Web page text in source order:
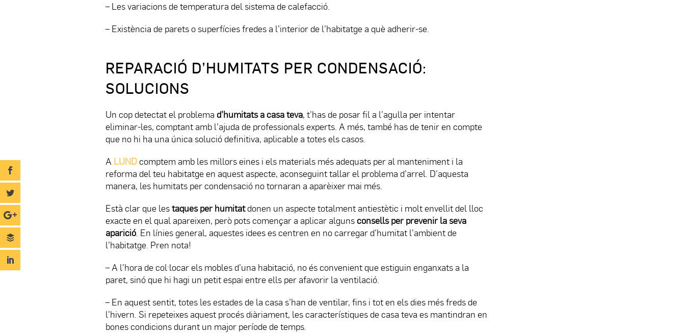
– Les variacions de temperatura del sistema de calefacció.
– Existència de parets o superfícies fredes a l’interior de l’habitatge a què adherir-se.
REPARACIÓ D’HUMITATS PER CONDENSACIÓ:
SOLUCIONS
Un cop detectat el problema d’humitats a casa teva, t’has de posar fil a l’agulla per intentar
eliminar-les, comptant amb l’ajuda de professionals experts. A més, també has de tenir en compte
que no hi ha una única solució definitiva, aplicable a totes els casos.
A LUNDcomptem amb les millors eines i els materials més adequats per al manteniment i la
reforma del teu habitatge en aquest aspecte, aconseguint tallar el problema d’arrel. D’aquesta
manera, les humitats per condensació no tornaran a aparèixer mai més.
Està clar que lestaques per humitatdonen un aspecte totalment antiestètic i molt envellit del lloc
exacte en el qual apareixen, però pots començar a aplicar algunsconsells per prevenir la seva
aparició. En línies general, aquestes idees es centren en no carregar d’humitat l’ambient de
l’habitatge. Pren nota!
– A l’hora de col·locar els mobles d’una habitació, no és convenient que estiguin enganxats a la
paret, sinó que hi hagi un petit espai entre ells per afavorir la ventilació.
– En aquest sentit, totes les estades de la casa s’han de ventilar, fins i tot en els dies més freds de
l’hivern. Si repeteixes aquest procés diàriament, les característiques de casa teva es mantindran en
bones condicions durant un major període de temps.